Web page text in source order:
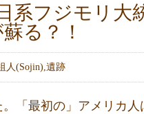
系フジモリ大
る？！
人(Sojin),遺跡
「最初の」アメリカ人